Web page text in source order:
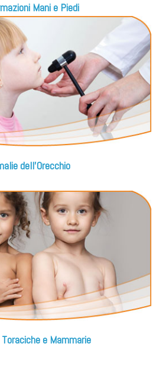
Mani e Piedi
dell'Orecchio
e Mammarie